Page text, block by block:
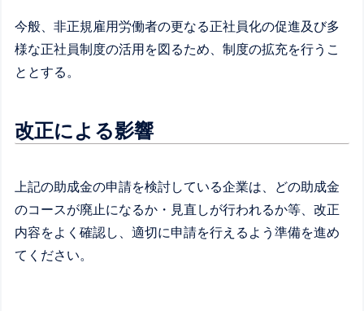
今般、非正規雇用労働者の更なる正社員化の促進及び多
様な正社員制度の活用を図るため、制度の拡充を行うこ
ととする。
改正による影響
上記の助成金の申請を検討している企業は、どの助成金
のコースが廃止になるか・見直しが行われるか等、改正
内容をよく確認し、適切に申請を行えるよう準備を進め
てください。